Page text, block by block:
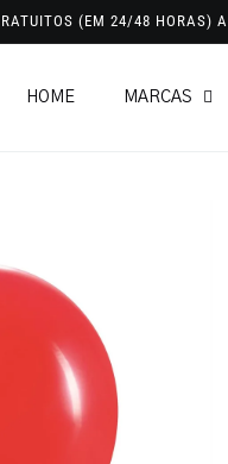
(EM 24/48
HOME MARCAS